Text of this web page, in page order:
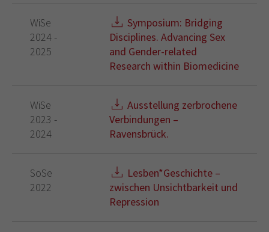
WiSe
2024 -
2025
Symposium: Bridging
Disciplines. Advancing Sex
and Gender-related
Research within Biomedicine
WiSe
2023 -
2024
Ausstellung zerbrochene
Verbindungen –
Ravensbrück.
SoSe
2022
Lesben*Geschichte –
zwischen Unsichtbarkeit und
Repression